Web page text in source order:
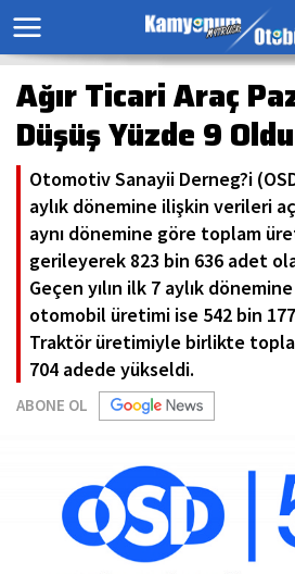
Ağır Ticari Araç
Düşüş Yüzde 9 Oldu
Otomotiv Sanayii Derneg?i
aylık dönemine ilişkin verileri
aynı dönemine göre toplam
gerileyerek 823 bin 636 adet
Geçen yılın ilk 7 aylık
otomobil üretimi ise 542 bin
Traktör üretimiyle birlikte
704 adede yükseldi.
ABONE OL